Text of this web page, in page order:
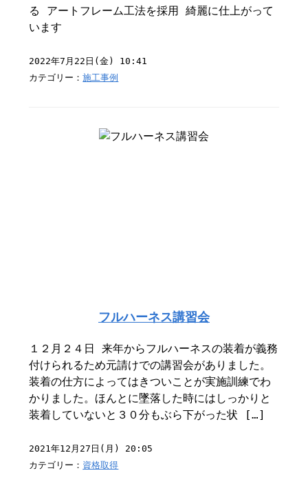
る アートフレーム工法を採用 綺麗に仕上がって
います
2022年7月22日(金) 10:41
カテゴリー：施工事例
フルハーネス講習会
１２月２４日 来年からフルハーネスの装着が義務
付けられるため元請けでの講習会がありました。
装着の仕方によってはきついことが実施訓練でわ
かりました。ほんとに墜落した時にはしっかりと
装着していないと３０分もぶら下がった状 […]
2021年12月27日(月) 20:05
カテゴリー： 資格取得